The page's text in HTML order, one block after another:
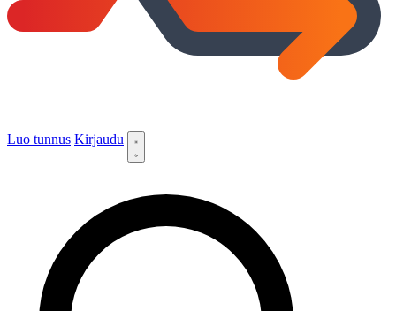
Luo tunnus Kirjaudu